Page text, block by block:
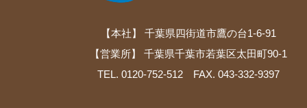
【本社】 千葉県四街道市鷹の台1-6-91
【営業所】 千葉県千葉市若葉区太田町90-1
TEL. 0120-752-512 FAX. 043-332-9397